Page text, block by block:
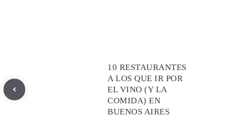
10 RESTAURANTES
A LOS QUE IR POR
EL VINO (Y LA
COMIDA) EN
BUENOS AIRES